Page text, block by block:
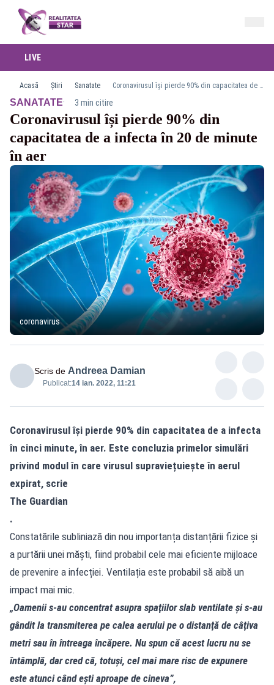
LIVE
Acasă Știri Sanatate Coronavirusul își pierde 90% din capacitatea de a infecta în 20 de minute în aer
SANATATE· 3 min citire
Coronavirusul își pierde 90% din
capacitatea de a infecta în 20 de minute
în aer
coronavirus
Scris de Andreea Damian
Publicat:14 ian. 2022, 11:21
Coronavirusul își pierde 90% din capacitatea de a infecta
în cinci minute, în aer. Este concluzia primelor simulări
privind modul în care virusul supraviețuiește în aerul
expirat, scrie
The Guardian
.
Constatările subliniază din nou importanța distanțării fizice și
a purtării unei măști, fiind probabil cele mai eficiente mijloace
de prevenire a infecției. Ventilația este probabil să aibă un
impact mai mic.
„Oamenii s-au concentrat asupra spaţiilor slab ventilate şi s-au
gândit la transmiterea pe calea aerului pe o distanţă de câţiva
metri sau în întreaga încăpere. Nu spun că acest lucru nu se
întâmplă, dar cred că, totuşi, cel mai mare risc de expunere
este atunci când eşti aproape de cineva”,